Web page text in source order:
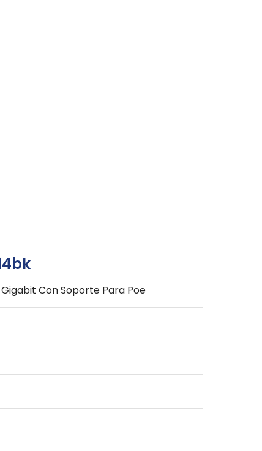
Con Soporte Para Poe